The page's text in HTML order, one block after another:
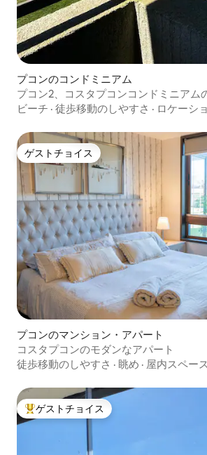
プコンのコンドミニアム
プコン2、コスタプコンコンドミニアム
す
ビーチ · 徒歩移動のしやすさ · ロケーシ
ゲストチョイス
ゲストチョイス
プコンのマンション・アパート
コスタプコンのモダンなアパート
徒歩移動のしやすさ · 眺め · 屋内スペース
大好評のゲストチョイスです。
ゲストチョイス